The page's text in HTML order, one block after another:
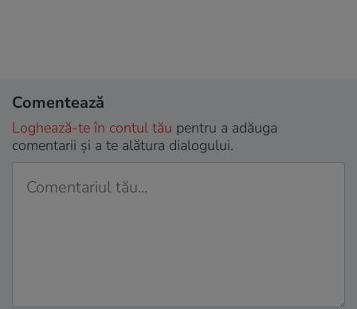
Comentează
Loghează-te în contul tău pentru a adăuga
comentarii și a te alătura dialogului.